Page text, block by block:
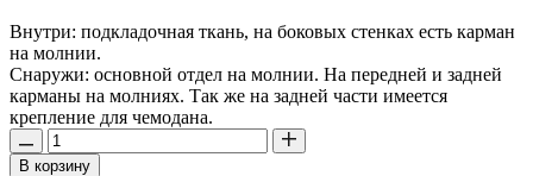
Внутри: подкладочная ткань, на боковых стенках есть карман
на молнии.
Снаружи: основной отдел на молнии. На передней и задней
карманы на молниях. Так же на задней части имеется
крепление для чемодана.
В корзину